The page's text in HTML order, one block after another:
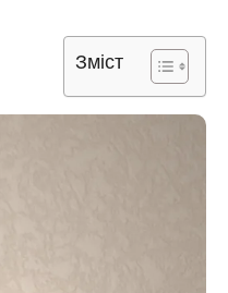
Зміст